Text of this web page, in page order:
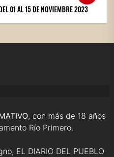
01 AL 15 DE NOVIEMBRE 2023
, con más de 18 años
Río Primero.
EL DIARIO DEL PUEBLO